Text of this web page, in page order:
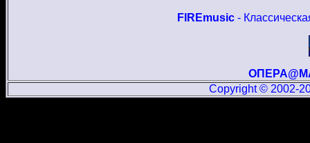
FIREmusic -
Copyright © 2002-